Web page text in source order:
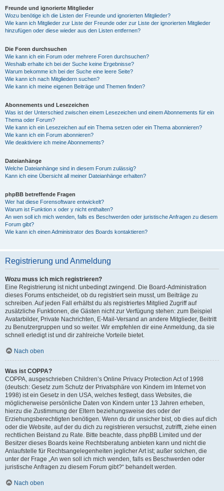
Freunde und ignorierte Mitglieder
Wozu benötige ich die Listen der Freunde und ignorierten Mitglieder?
Wie kann ich Mitglieder zur Liste der Freunde oder zur Liste der ignorierten Mitglieder
hinzufügen oder diese wieder aus den Listen entfernen?
Die Foren durchsuchen
Wie kann ich ein Forum oder mehrere Foren durchsuchen?
Weshalb erhalte ich bei der Suche keine Ergebnisse?
Warum bekomme ich bei der Suche eine leere Seite?
Wie kann ich nach Mitgliedern suchen?
Wie kann ich meine eigenen Beiträge und Themen finden?
Abonnements und Lesezeichen
Was ist der Unterschied zwischen einem Lesezeichen und einem Abonnements für ein
Thema oder Forum?
Wie kann ich ein Lesezeichen auf ein Thema setzen oder ein Thema abonnieren?
Wie kann ich ein Forum abonnieren?
Wie deaktiviere ich meine Abonnements?
Dateianhänge
Welche Dateianhänge sind in diesem Forum zulässig?
Kann ich eine Übersicht all meiner Dateianhänge erhalten?
phpBB betreffende Fragen
Wer hat diese Forensoftware entwickelt?
Warum ist Funktion x oder y nicht enthalten?
An wen soll ich mich wenden, falls es Beschwerden oder juristische Anfragen zu diesem
Forum gibt?
Wie kann ich einen Administrator des Boards kontaktieren?
Registrierung und Anmeldung
Wozu muss ich mich registrieren?
Eine Registrierung ist nicht unbedingt zwingend. Die Board-Administration
dieses Forums entscheidet, ob du registriert sein musst, um Beiträge zu
schreiben. Auf jeden Fall erhältst du als registriertes Mitglied Zugriff auf
zusätzliche Funktionen, die Gästen nicht zur Verfügung stehen: zum Beispiel
Avatarbilder, Private Nachrichten, E-Mail-Versand an andere Mitglieder, Beitritt
zu Benutzergruppen und so weiter. Wir empfehlen dir eine Anmeldung, da sie
schnell erledigt ist und dir zahlreiche Vorteile bietet.
Nach oben
Was ist COPPA?
COPPA, ausgeschrieben Children’s Online Privacy Protection Act of 1998
(deutsch: Gesetz zum Schutz der Privatsphäre von Kindern im Internet von
1998) ist ein Gesetz in den USA, welches festlegt, dass Websites, die
möglicherweise persönliche Daten von Kindern unter 13 Jahren erheben,
hierzu die Zustimmung der Eltern beziehungsweise des oder der
Erziehungsberechtigten benötigen. Wenn du dir unsicher bist, ob dies auf dich
oder die Website, auf der du dich zu registrieren versuchst, zutrifft, ziehe einen
rechtlichen Beistand zu Rate. Bitte beachte, dass phpBB Limited und der
Besitzer dieses Boards keine Rechtsberatung anbieten kann und nicht die
Anlaufstelle für Rechtsangelegenheiten jeglicher Art ist; außer solchen, die
unter der Frage „An wen soll ich mich wenden, falls es Beschwerden oder
juristische Anfragen zu diesem Forum gibt?“ behandelt werden.
Nach oben